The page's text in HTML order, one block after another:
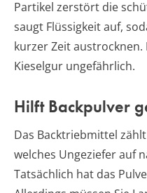
Partikel zerstört die
saugt Flüssigkeit auf,
kurzer Zeit
Kieselgur ungefährlich.
Hilft Backpulver
Das Backtriebmittel
welches Ungeziefer auf
Tatsächlich hat das